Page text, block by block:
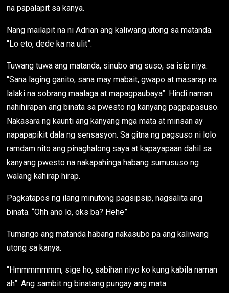
na papalapit sa kanya.
Nang mailapit na ni Adrian ang kaliwang utong sa matanda.
“Lo eto, dede ka na ulit”.
Tuwang tuwa ang matanda, sinubo ang suso, sa isip niya.
“Sana laging ganito, sana may mabait, gwapo at masarap na
lalaki na sobrang maalaga at mapagpaubaya”. Hindi naman
nahihirapan ang binata sa pwesto ng kanyang pagpapasuso.
Nakasara ng kaunti ang kanyang mga mata at minsan ay
napapapikit dala ng sensasyon. Sa gitna ng pagsuso ni lolo
ramdam nito ang pinaghalong saya at kapayapaan dahil sa
kanyang pwesto na nakapahinga habang sumususo ng
walang kahirap hirap.
Pagkatapos ng ilang minutong pagsipsip, nagsalita ang
binata. “Ohh ano lo, oks ba? Hehe”
Tumango ang matanda habang nakasubo pa ang kaliwang
utong sa kanya.
“Hmmmmmmm, sige ho, sabihan niyo ko kung kabila naman
ah”. Ang sambit ng binatang pungay ang mata.